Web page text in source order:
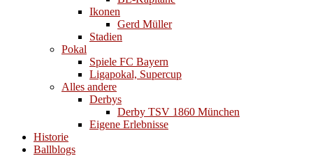
Ikonen
Gerd Müller
Stadien
Pokal
Spiele FC Bayern
Ligapokal, Supercup
Alles andere
Derbys
Derby TSV 1860 München
Eigene Erlebnisse
Historie
Ballblogs